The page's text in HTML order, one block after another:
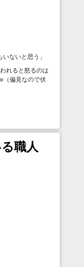
ないと思う 」
れると怒るのは
偏見なので伏
職人